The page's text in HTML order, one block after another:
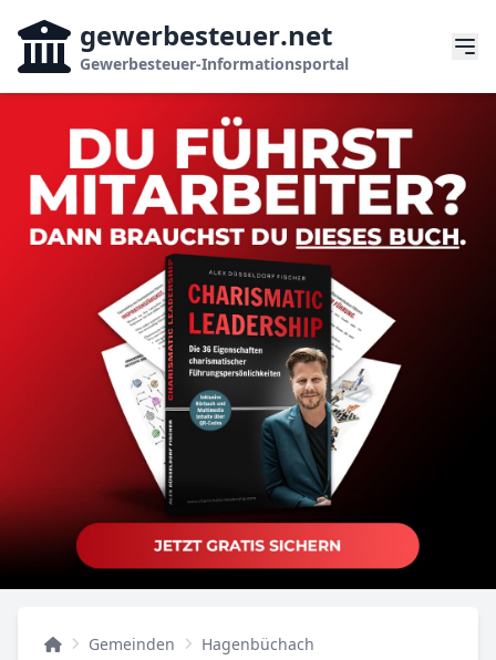
gewerbesteuer.net
Gewerbesteuer-Informationsportal
Gemeinden Hagenbüchach